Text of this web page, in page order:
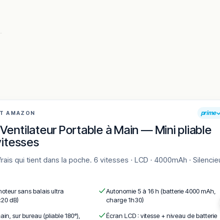
originale et dépaysante.
dans un univers inspiré de Séoul.
vous rendant sur :
AMAZON prime
Ventilateur Portable à Main — Mini pliable
sans balais ultra
dB)
Autonomie 5 à 16 h (batterie 4000 mAh,
charge 1h30)
sur bureau (pliable 180°),
Écran LCD : vitesse + niveau de batterie